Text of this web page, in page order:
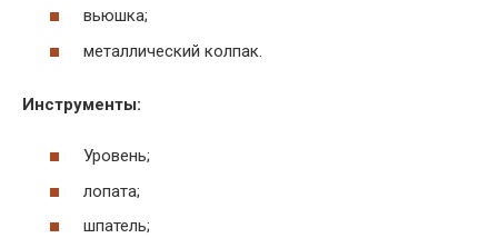
вьюшка;
металлический колпак.
Инструменты:
Уровень;
лопата;
шпатель;